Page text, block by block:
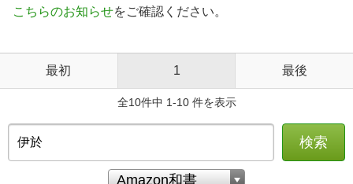
こちらのお知らせをご確認ください。
最初 1 最後
全10件中 1-10 件を表示
検索